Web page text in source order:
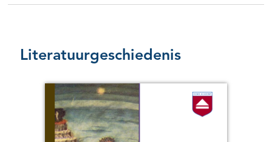
Literatuurgeschiedenis